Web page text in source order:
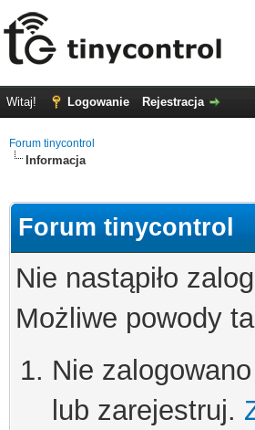
Witaj! Logowanie Rejestracja
Forum tinycontrol
Informacja
Forum tinycontrol
Nie nastąpiło
Możliwe powody
Nie
lub zarejestruj.